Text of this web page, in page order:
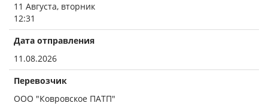
11 Августа, вторник
12:31
Дата отправления
11.08.2026
Перевозчик
ООО "Ковровское ПАТП"